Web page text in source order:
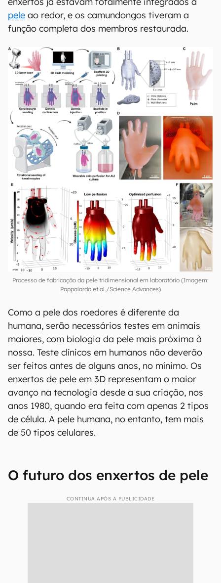
pele ao redor, e os camundongos tiveram a
função completa dos membros restaurada.
Processo de fabricação da pele tridimensional em laboratório (Imagem:
Pappalardo et al./Science Advances)
Como a pele dos roedores é diferente da
humana, serão necessários testes em animais
maiores, com biologia da pele mais próxima à
nossa. Teste clínicos em humanos não deverão
ser feitos antes de alguns anos, no mínimo. Os
enxertos de pele em 3D representam o maior
avanço na tecnologia desde a sua criação, nos
anos 1980, quando era feita com apenas 2 tipos
de célula. A pele humana, no entanto, tem mais
de 50 tipos celulares.
O futuro dos enxertos de pele
CONTINUA APÓS A PUBLICIDADE